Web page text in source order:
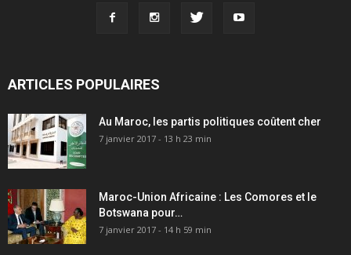
ARTICLES POPULAIRES
Au Maroc, les partis politiques coûtent cher
7 janvier 2017 - 13 h 23 min
Maroc-Union Africaine : Les Comores et le
Botswana pour…
7 janvier 2017 - 14 h 59 min